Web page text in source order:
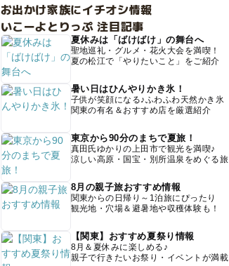
お出かけ家族にイチオシ情報
いこーよとりっぷ 注目記事
夏休みは「ばけばけ」の舞台へ
聖地巡礼・グルメ・花火大会を満喫！
夏の松江で「やりたいこと」をご紹介
暑い日はひんやりかき氷！
子供が笑顔になる♪ふわふわ天然かき氷
関東の有名＆おすすめ店を厳選紹介
東京から90分のまちで夏旅！
真田氏ゆかりの上田市で観光を満喫♪
涼しい高原・国宝・別所温泉をめぐる旅
8月の親子旅おすすめ情報
関東からの日帰り～1泊旅にぴったり
観光地・穴場＆避暑地や収穫体験も！
【関東】おすすめ夏祭り情報
8月＆夏休みに楽しめる♪
親子で行きたいお祭り・イベントが満載